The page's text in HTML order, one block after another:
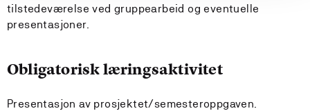
tilstedeværelse ved gruppearbeid og eventuelle
presentasjoner.
Obligatorisk læringsaktivitet
Presentasjon av prosjektet/semesteroppgaven.